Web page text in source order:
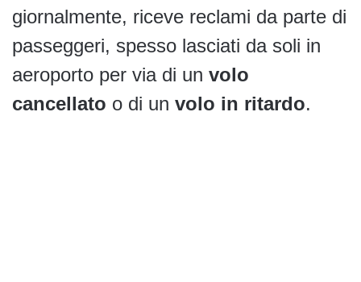
giornalmente, riceve reclami da parte di
passeggeri, spesso lasciati da soli in
aeroporto per via di un volo
cancellato o di un volo in ritardo.